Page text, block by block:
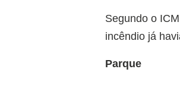
Segundo o
incêndio já
Parque